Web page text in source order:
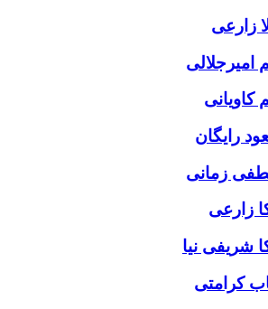
زارعی
امیرجلالی
کاویانی
رایگان
زمانی
زارعی
شریفی نیا
کرامتی